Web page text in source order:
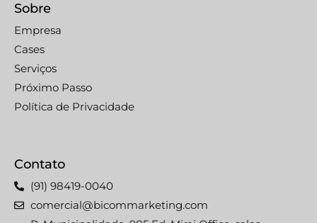
Sobre
Empresa
Cases
Serviços
Próximo Passo
Política de Privacidade
Contato
(91) 98419-0040
comercial@bicommarketing.com